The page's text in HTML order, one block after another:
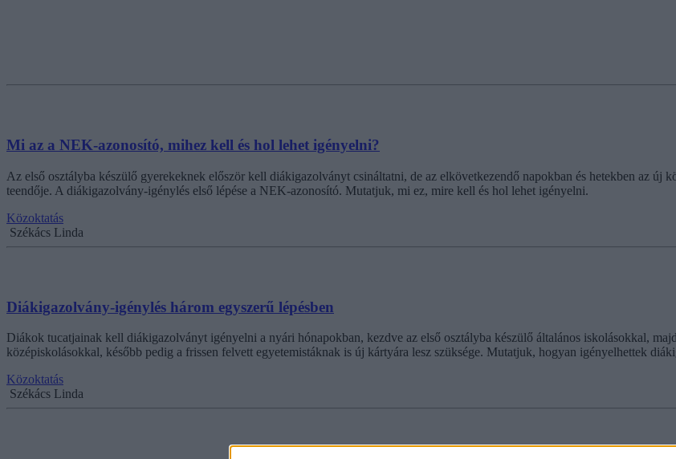
Mi az a NEK-azonosító, mihez kell és hol lehet igényelni?
Az első osztályba készülő gyerekeknek először kell diákigazolványt csináltatni, de az elkövetkezendő napokban és hetekben az új
teendője. A diákigazolvány-igénylés első lépése a NEK-azonosító. Mutatjuk, mi ez, mire kell és hol lehet igényelni.
Közoktatás
Székács Linda
Diákigazolvány-igénylés három egyszerű lépésben
Diákok tucatjainak kell diákigazolványt igényelni a nyári hónapokban, kezdve az első osztályba készülő általános iskolásokkal,
középiskolásokkal, később pedig a frissen felvett egyetemistáknak is új kártyára lesz szüksége. Mutatjuk, hogyan igényelhettek
Közoktatás
Székács Linda